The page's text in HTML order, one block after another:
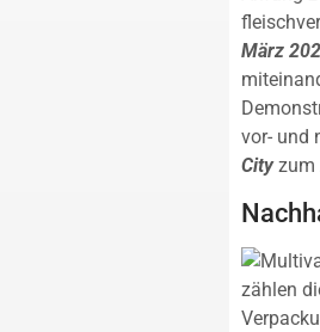
März
vor- und
Cityzum
zählen